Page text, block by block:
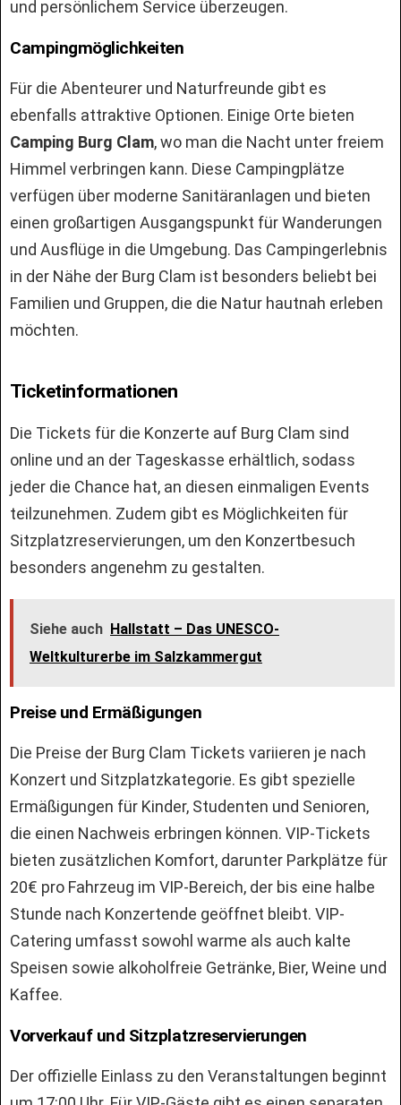
und persönlichem Service überzeugen.
Campingmöglichkeiten
Für die Abenteurer und Naturfreunde gibt es
ebenfalls attraktive Optionen. Einige Orte bieten
Camping Burg Clam, wo man die Nacht unter freiem
Himmel verbringen kann. Diese Campingplätze
verfügen über moderne Sanitäranlagen und bieten
einen großartigen Ausgangspunkt für Wanderungen
und Ausflüge in die Umgebung. Das Campingerlebnis
in der Nähe der Burg Clam ist besonders beliebt bei
Familien und Gruppen, die die Natur hautnah erleben
möchten.
Ticketinformationen
Die Tickets für die Konzerte auf Burg Clam sind
online und an der Tageskasse erhältlich, sodass
jeder die Chance hat, an diesen einmaligen Events
teilzunehmen. Zudem gibt es Möglichkeiten für
Sitzplatzreservierungen, um den Konzertbesuch
besonders angenehm zu gestalten.
Siehe auch Hallstatt – Das UNESCO-
Weltkulturerbe im Salzkammergut
Preise und Ermäßigungen
Die Preise der Burg Clam Tickets variieren je nach
Konzert und Sitzplatzkategorie. Es gibt spezielle
Ermäßigungen für Kinder, Studenten und Senioren,
die einen Nachweis erbringen können. VIP-Tickets
bieten zusätzlichen Komfort, darunter Parkplätze für
20€ pro Fahrzeug im VIP-Bereich, der bis eine halbe
Stunde nach Konzertende geöffnet bleibt. VIP-
Catering umfasst sowohl warme als auch kalte
Speisen sowie alkoholfreie Getränke, Bier, Weine und
Kaffee.
Vorverkauf und Sitzplatzreservierungen
Der offizielle Einlass zu den Veranstaltungen beginnt